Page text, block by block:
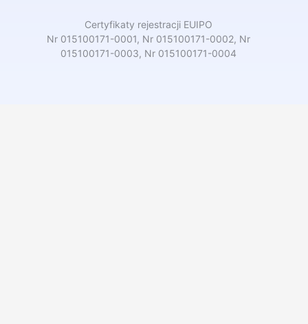
Certyfikaty rejestracji EUIPO
Nr 015100171-0001, Nr 015100171-0002, Nr
015100171-0003, Nr 015100171-0004